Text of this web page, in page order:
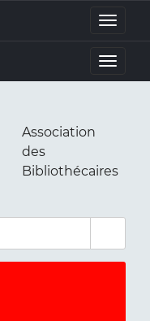
Toggle
Toggle
Association
des
Bibliothécaires